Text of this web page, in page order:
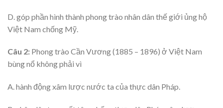
D. góp phần hình thành phong trào nhân dân thế giới ủng hộ
Việt Nam chống Mỹ.
Câu 2: Phong trào Cần Vương (1885 – 1896) ở Việt Nam
bùng nổ không phải vì
A. hành động xâm lược nước ta của thực dân Pháp.